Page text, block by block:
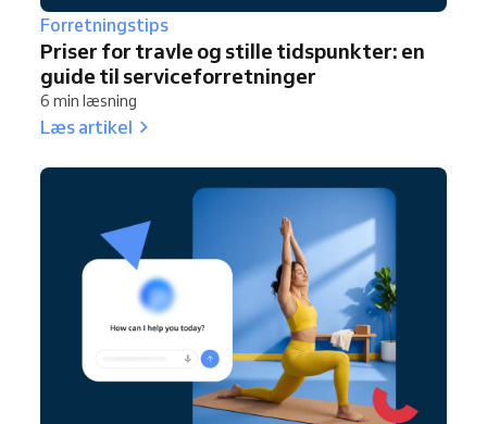
Forretningstips
Priser for travle og stille tidspunkter: en
guide til serviceforretninger
6 min læsning
Læs artikel